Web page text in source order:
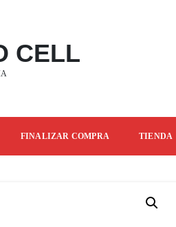
CELL
FINALIZAR COMPRA TIENDA